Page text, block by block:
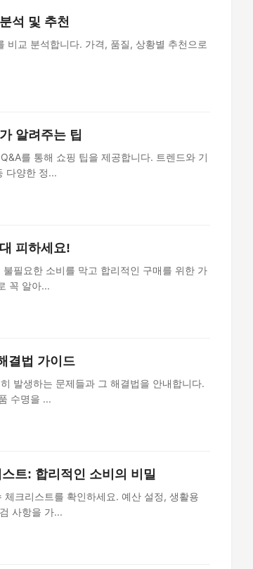
석 및 추천
비교 분석합니다. 가격, 품질, 상황별 추천으로
알려주는 팁
를 통해 쇼핑 팁을 제공합니다. 트렌드와 기
다양한 정...
피하세요!
필요한 소비를 막고 합리적인 구매를 위한 가
꼭 알아...
결법 가이드
발생하는 문제들과 그 해결법을 안내합니다.
수명을 ...
트: 합리적인 소비의 비밀
크리스트를 확인하세요. 예산 설정, 생활용
사항을 가...